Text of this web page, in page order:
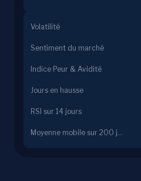
Volatilité
Sentiment du marché
Indice Peur & Avidité
Jours en hausse
RSI sur 14 jours
Moyenne mobile sur 200 jours